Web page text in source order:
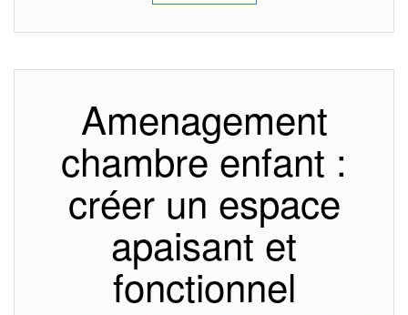
Amenagement
chambre enfant :
créer un espace
apaisant et
fonctionnel